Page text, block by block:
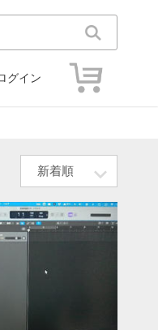
グイン